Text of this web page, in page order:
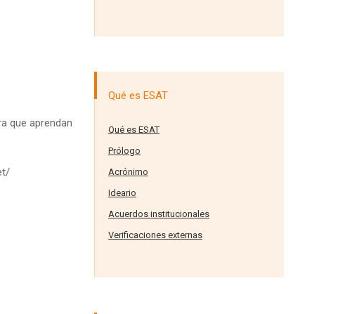
que aprendan
Qué es ESAT
Qué es ESAT
Prólogo
Acrónimo
Ideario
Acuerdos institucionales
Verificaciones externas